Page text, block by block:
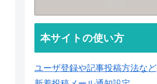
本サイトの使い方
ユーザ登録や記事投稿方法など